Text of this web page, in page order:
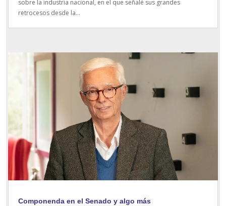
sobre la industria nacional, en el que señalé sus grandes
retrocesos desde la...
Componenda en el Senado y algo más